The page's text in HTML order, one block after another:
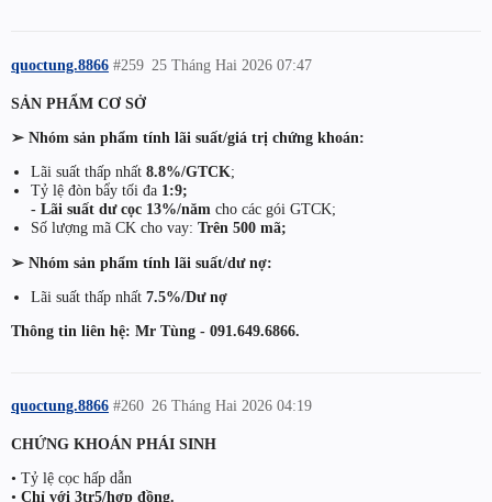
quoctung.8866 25 Tháng Hai 2026 07:47
#259
SẢN PHẨM CƠ SỞ
➢ Nhóm sản phẩm tính lãi suất/giá trị chứng khoán:
Lãi suất thấp nhất 8.8%/GTCK;
Tỷ lệ đòn bẩy tối đa 1:9;
- Lãi suất dư cọc 13%/nămcho các gói GTCK;
Số lượng mã CK cho vay: Trên 500 mã;
➢ Nhóm sản phẩm tính lãi suất/dư nợ:
Lãi suất thấp nhất 7.5%/Dư nợ
Thông tin liên hệ: Mr Tùng - 091.649.6866.
quoctung.8866 26 Tháng Hai 2026 04:19
#260
CHỨNG KHOÁN PHÁI SINH
• Tỷ lệ cọc hấp dẫn
• Chỉ với 3tr5/hợp đồng.